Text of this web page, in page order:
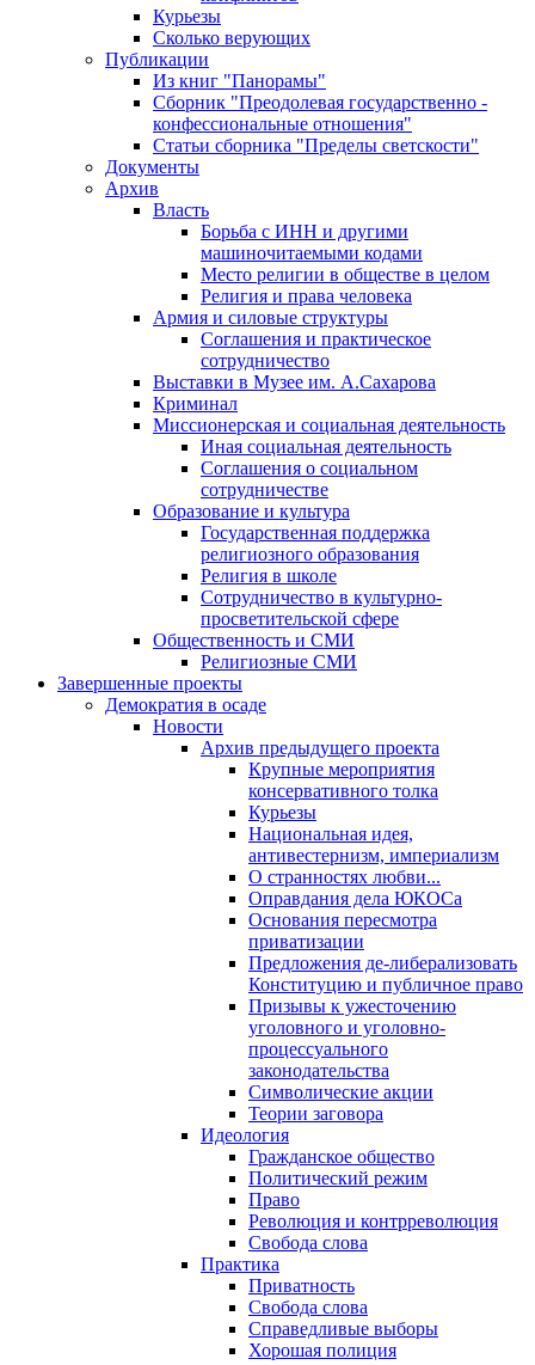
Курьезы
Сколько верующих
Публикации
Из книг "Панорамы"
Сборник "Преодолевая государственно -
конфессиональные отношения"
Статьи сборника "Пределы светскости"
Документы
Архив
Власть
Борьба с ИНН и другими
машиночитаемыми кодами
Место религии в обществе в целом
Религия и права человека
Армия и силовые структуры
Соглашения и практическое
сотрудничество
Выставки в Музее им. А.Сахарова
Криминал
Миссионерская и социальная деятельность
Иная социальная деятельность
Соглашения о социальном
сотрудничестве
Образование и культура
Государственная поддержка
религиозного образования
Религия в школе
Сотрудничество в культурно-
просветительской сфере
Общественность и СМИ
Религиозные СМИ
Завершенные проекты
Демократия в осаде
Новости
Архив предыдущего проекта
Крупные мероприятия
консервативного толка
Курьезы
Национальная идея,
антивестернизм, империализм
О странностях любви...
Оправдания дела ЮКОСа
Основания пересмотра
приватизации
Предложения де-либерализовать
Конституцию и публичное право
Призывы к ужесточению
уголовного и уголовно-
процессуального
законодательства
Символические акции
Теории заговора
Идеология
Гражданское общество
Политический режим
Право
Революция и контрреволюция
Свобода слова
Практика
Приватность
Свобода слова
Справедливые выборы
Хорошая полиция